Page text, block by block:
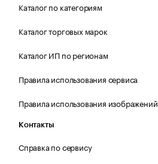
Каталог по категориям
Каталог торговых марок
Каталог ИП по регионам
Правила использования сервиса
Правила использования изображений
Контакты
Справка по сервису